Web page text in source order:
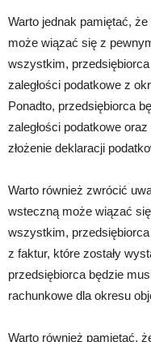
Warto jednak pamiętać,
może wiązać się z
wszystkim,
zaległości podatkowe z
Ponadto, przedsiębiorca
zaległości podatkowe
złożenie deklaracji
Warto również zwrócić
wsteczną może wiązać
wszystkim, przedsiębiorca
z faktur, które zostały
przedsiębiorca będzie
rachunkowe dla okresu
Warto również pamiętać,